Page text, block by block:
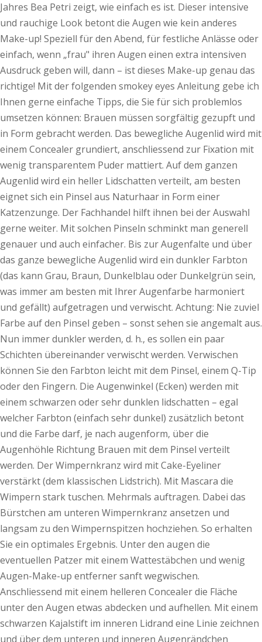
Jahres Bea Petri zeigt, wie einfach es ist. Dieser intensive
und rauchige Look betont die Augen wie kein anderes
Make-up! Speziell für den Abend, für festliche Anlässe oder
einfach, wenn „frau" ihren Augen einen extra intensiven
Ausdruck geben will, dann – ist dieses Make-up genau das
richtige! Mit der folgenden smokey eyes Anleitung gebe ich
Ihnen gerne einfache Tipps, die Sie für sich problemlos
umsetzen können: Brauen müssen sorgfältig gezupft und
in Form gebracht werden. Das bewegliche Augenlid wird mit
einem Concealer grundiert, anschliessend zur Fixation mit
wenig transparentem Puder mattiert. Auf dem ganzen
Augenlid wird ein heller Lidschatten verteilt, am besten
eignet sich ein Pinsel aus Naturhaar in Form einer
Katzenzunge. Der Fachhandel hilft ihnen bei der Auswahl
gerne weiter. Mit solchen Pinseln schminkt man generell
genauer und auch einfacher. Bis zur Augenfalte und über
das ganze bewegliche Augenlid wird ein dunkler Farbton
(das kann Grau, Braun, Dunkelblau oder Dunkelgrün sein,
was immer am besten mit Ihrer Augenfarbe harmoniert
und gefällt) aufgetragen und verwischt. Achtung: Nie zuviel
Farbe auf den Pinsel geben – sonst sehen sie angemalt aus.
Nun immer dunkler werden, d. h., es sollen ein paar
Schichten übereinander verwischt werden. Verwischen
können Sie den Farbton leicht mit dem Pinsel, einem Q-Tip
oder den Fingern. Die Augenwinkel (Ecken) werden mit
einem schwarzen oder sehr dunklen lidschatten – egal
welcher Farbton (einfach sehr dunkel) zusätzlich betont
und die Farbe darf, je nach augenform, über die
Augenhöhle Richtung Brauen mit dem Pinsel verteilt
werden. Der Wimpernkranz wird mit Cake-Eyeliner
verstärkt (dem klassischen Lidstrich). Mit Mascara die
Wimpern stark tuschen. Mehrmals auftragen. Dabei das
Bürstchen am unteren Wimpernkranz ansetzen und
langsam zu den Wimpernspitzen hochziehen. So erhalten
Sie ein optimales Ergebnis. Unter den augen die
eventuellen Patzer mit einem Wattestäbchen und wenig
Augen-Make-up entferner sanft wegwischen.
Anschliessend mit einem helleren Concealer die Fläche
unter den Augen etwas abdecken und aufhellen. Mit einem
schwarzen Kajalstift im inneren Lidrand eine Linie zeichnen
und über dem unteren und inneren Augenrändchen